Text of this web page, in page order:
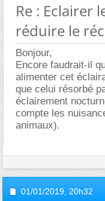
Re : Eclairer
réduire le
Bonjour,
Encore faudrait-il
alimenter cet
que celui résorbé
éclairement
compte les
animaux).
01/01/2019, 20h32